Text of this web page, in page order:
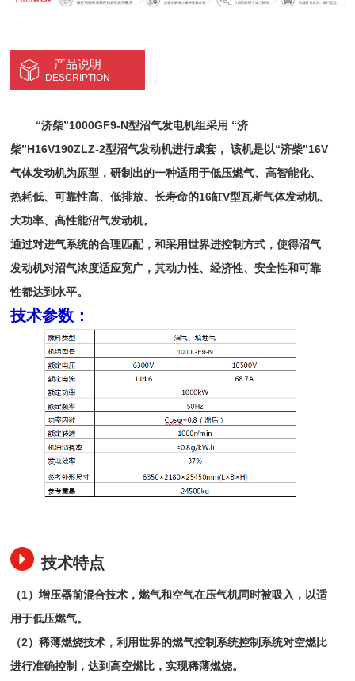
产品说明
DESCRIPTION
“济柴”1000GF9-N型沼气发电机组采用 “济
柴”H16V190ZLZ-2型沼气发动机进行成套， 该机是以“济柴”16V
气体发动机为原型，研制出的一种适用于低压燃气、高智能化、
热耗低、可靠性高、低排放、长寿命的16缸V型瓦斯气体发动机、
大功率、高性能沼气发动机。
通过对进气系统的合理匹配，和采用世界进控制方式，使得沼气
发动机对沼气浓度适应宽广，其动力性、经济性、安全性和可靠
性都达到水平。
技术参数：
技术特点
（1）增压器前混合技术，燃气和空气在压气机同时被吸入，以适
用于低压燃气。
（2）稀薄燃烧技术，利用世界的燃气控制系统控制系统对空燃比
进行准确控制，达到高空燃比，实现稀薄燃烧。